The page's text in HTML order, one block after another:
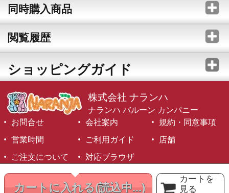
カートに入れる(読込中...)
カートを
見る
同時購入商品
閲覧履歴
ショッピングガイド
株式会社 ナランハ
ナランハ バルーン カンパニー
お問合せ
会社案内
規約・同意事項
営業時間
ご利用ガイド
店舗
ご注文について
対応ブラウザ
©1999-2026 NARANJA Inc. All Rights Reserved.